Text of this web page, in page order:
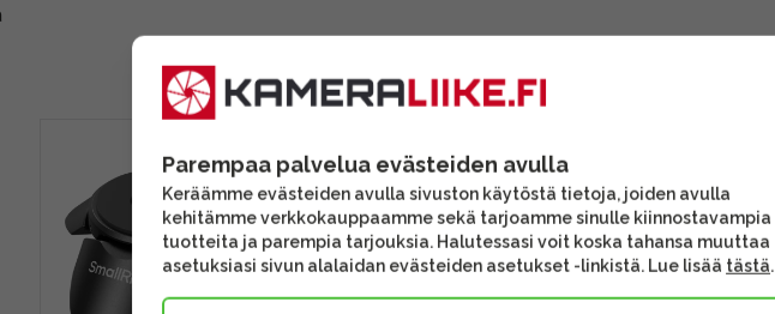
Parempaa palvelua evästeiden avulla
Keräämme evästeiden avulla sivuston käytöstä tietoja, joiden avulla
kehitämme verkkokauppaamme sekä tarjoamme sinulle kiinnostavampia
tuotteita ja parempia tarjouksia. Halutessasi voit koska tahansa muuttaa
asetuksiasi sivun alalaidan evästeiden asetukset -linkistä. Lue lisää tästä.